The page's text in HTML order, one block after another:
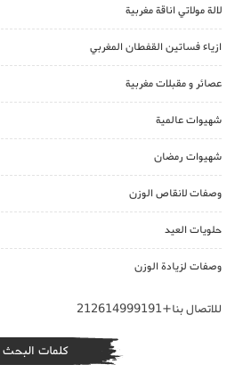
لالة مولاتي اناقة مغربية
ازياء فساتين القفطان المغربي
عصائر و مقبلات مغربية
شهيوات عالمية
شهيوات رمضان
وصفات لانقاص الوزن
حلويات العيد
وصفات لزيادة الوزن
للاتصال بنا+212614999191
كلمات البحث